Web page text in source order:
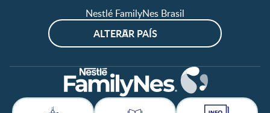
Nestlé FamilyNes Brasil
ALTERAR PAÍS